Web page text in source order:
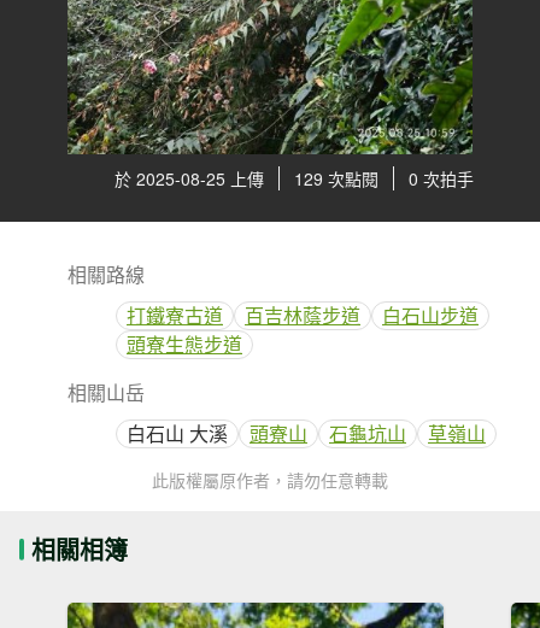
於 2025-08-25 上傳 129 次點閱 0 次拍手
相關路線
打鐵寮古道
百吉林蔭步道
白石山步道
頭寮生態步道
相關山岳
白石山 大溪
頭寮山 石龜坑山 草嶺山
此版權屬原作者，請勿任意轉載
相關相簿